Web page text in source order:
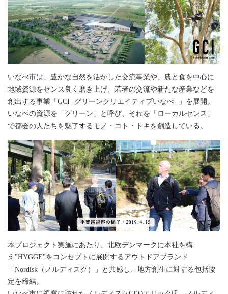
いなべ市は、豊かな自然を活かした交流事業や、農と食を中心に
地域資源をセンス良く磨き上げ、若者の交流や新たな産業などを
創出する事業「GCI -グリーンクリエイティブいなべ- 」を展開。
いなべの資源を「グリーン」と呼び、それを「ローカルセンス」
で都会の人たちを魅了するモノ・コト・トキを創造している。
本プロジェクト実施にあたり、北欧デンマークに本社を構
え"HYGGE"をコンセプトに展開するアウトドアブランド
「Nordisk（ノルディスク）」と共感し、地方創生に対する包括協
定を締結。